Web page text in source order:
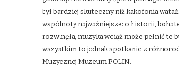
był bardziej skuteczny niż kakofonia
wspólnoty najważniejsze: o historii,
rozwinęła, muzyka wciąż może pełnić te
wszystkim to jednak spotkanie z
Muzycznej Muzeum POLIN.